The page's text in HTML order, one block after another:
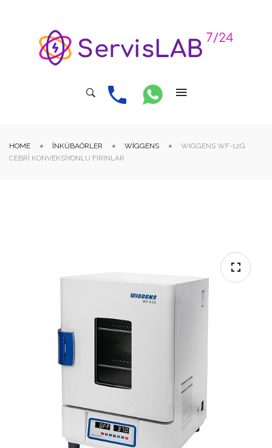
HOME İNKÜBAÖRLER WIGGENS
WIGGENS WF-12G
CEBRI KONVEKSIYONLU FIRINLAR